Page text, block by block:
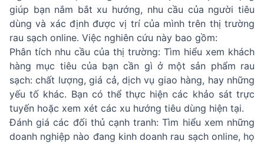
giúp bạn nắm bắt xu hướng, nhu cầu của người tiêu
dùng và xác định được vị trí của mình trên thị trường
rau sạch online. Việc nghiên cứu này bao gồm:
Phân tích nhu cầu của thị trường: Tìm hiểu xem khách
hàng mục tiêu của bạn cần gì ở một sản phẩm rau
sạch: chất lượng, giá cả, dịch vụ giao hàng, hay những
yếu tố khác. Bạn có thể thực hiện các khảo sát trực
tuyến hoặc xem xét các xu hướng tiêu dùng hiện tại.
Đánh giá các đối thủ cạnh tranh: Tìm hiểu xem những
doanh nghiệp nào đang kinh doanh rau sạch online, họ